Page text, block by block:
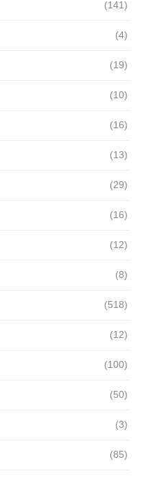
(141)
(4)
(19)
(10)
(16)
(13)
(29)
(16)
(12)
(8)
(518)
(12)
(100)
(50)
(3)
(85)